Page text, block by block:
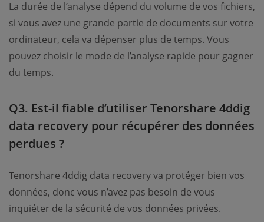
La durée de l’analyse dépend du volume de vos fichiers,
si vous avez une grande partie de documents sur votre
ordinateur, cela va dépenser plus de temps. Vous
pouvez choisir le mode de l’analyse rapide pour gagner
du temps.
Q3. Est-il fiable d’utiliser Tenorshare 4ddig
data recovery pour récupérer des données
perdues ?
Tenorshare 4ddig data recovery va protéger bien vos
données, donc vous n’avez pas besoin de vous
inquiéter de la sécurité de vos données privées.